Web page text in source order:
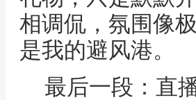
相调侃，氛围像
是我的避风港。
最后一段：直